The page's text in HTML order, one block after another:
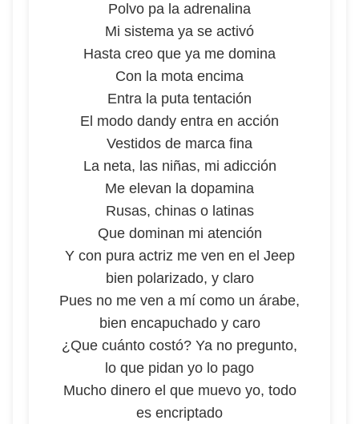
Polvo pa la adrenalina
Mi sistema ya se activó
Hasta creo que ya me domina
Con la mota encima
Entra la puta tentación
El modo dandy entra en acción
Vestidos de marca fina
La neta, las niñas, mi adicción
Me elevan la dopamina
Rusas, chinas o latinas
Que dominan mi atención
Y con pura actriz me ven en el Jeep
bien polarizado, y claro
Pues no me ven a mí como un árabe,
bien encapuchado y caro
¿Que cuánto costó? Ya no pregunto,
lo que pidan yo lo pago
Mucho dinero el que muevo yo, todo
es encriptado